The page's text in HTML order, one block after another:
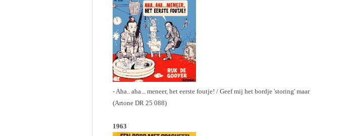
- Aha.. aha... meneer, het eerste foutje! / Geef mij het bordje 'storing' maar
(Artone DR 25 088)
1963